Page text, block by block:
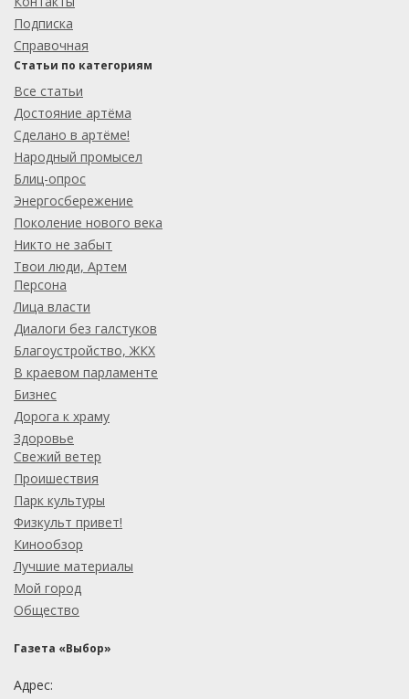
Подписка
Справочная
Статьи по категориям
Все статьи
Достояние артёма
Сделано в артёме!
Народный промысел
Блиц-опрос
Энергосбережение
Поколение нового века
Никто не забыт
Твои люди, Артем
Персона
Лица власти
Диалоги без галстуков
Благоустройство, ЖКХ
В краевом парламенте
Бизнес
Дорога к храму
Здоровье
Свежий ветер
Проишествия
Парк культуры
Физкульт привет!
Кинообзор
Лучшие материалы
Мой город
Общество
Газета «Выбор»
Адрес: